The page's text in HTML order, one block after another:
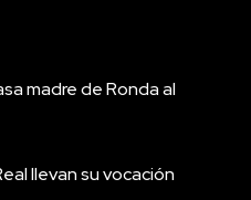
madre de Ronda al
llevan su vocación